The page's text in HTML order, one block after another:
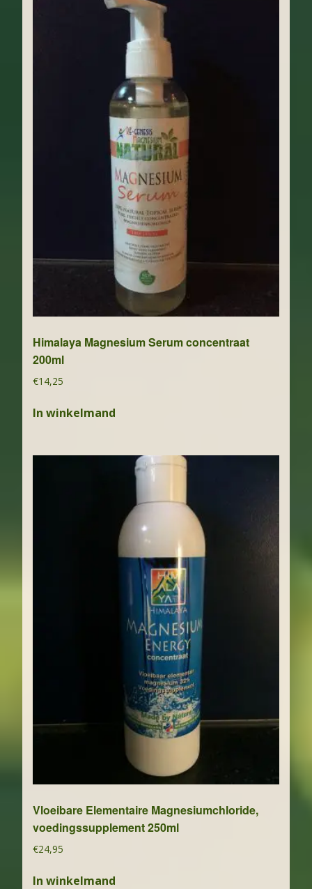
Himalaya Magnesium Serum concentraat
200ml
€14,25
In winkelmand
Vloeibare Elementaire Magnesiumchloride,
voedingssupplement 250ml
€24,95
In winkelmand